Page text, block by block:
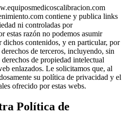
contiene y publica links
ni controladas por
razón no podemos asumir
dichos contenidos, y en particular, por
de terceros, incluyendo, sin
de propiedad intelectual
enlazados. Le solicitamos que, al
su política de privacidad y el
ofrecido por estas webs.
Política de